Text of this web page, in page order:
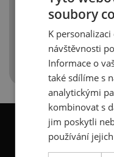
YouTube:https://
v=Uz3mjBWbZ3M
https://
soubory
K
návštěvnosti
Informace o
také sdílíme s
analytickými
kombinovat s
jim poskytli
používání